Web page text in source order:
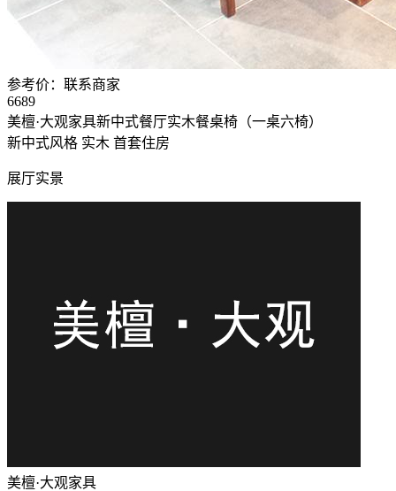
参考价： 联系商家
6689
美檀·大观家具新中式餐厅实木餐桌椅（一桌六椅）
新中式风格 实木 首套住房
展厅实景
美檀·大观家具